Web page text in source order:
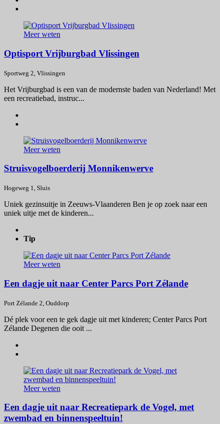
Meer weten
Optisport Vrijburgbad Vlissingen
Sportweg 2, Vlissingen
Het Vrijburgbad is een van de modernste baden van Nederland! Met
een recreatiebad, instruc...
Meer weten
Struisvogelboerderij Monnikenwerve
Hogeweg 1, Sluis
Uniek gezinsuitje in Zeeuws-Vlaanderen Ben je op zoek naar een
uniek uitje met de kinderen...
Tip
Meer weten
Een dagje uit naar Center Parcs Port Zélande
Port Zélande 2, Ouddorp
Dé plek voor een te gek dagje uit met kinderen; Center Parcs Port
Zélande Degenen die ooit ...
Meer weten
Een dagje uit naar Recreatiepark de Vogel, met
zwembad en binnenspeeltuin!